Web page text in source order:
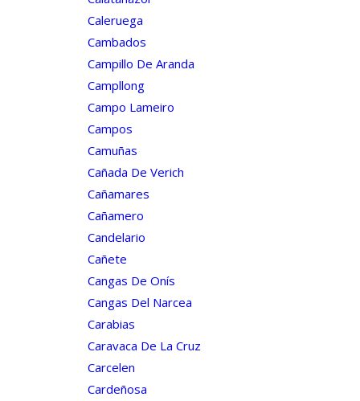
Caleruega
Cambados
Campillo De Aranda
Campllong
Campo Lameiro
Campos
Camuñas
Cañada De Verich
Cañamares
Cañamero
Candelario
Cañete
Cangas De Onís
Cangas Del Narcea
Carabias
Caravaca De La Cruz
Carcelen
Cardeñosa